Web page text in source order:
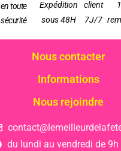
en toute
sécurité
Expédition
sous 48H
client
7J/7
Nous contacter
Informations
Nous rejoindre
du lundi au vendredi de 9h